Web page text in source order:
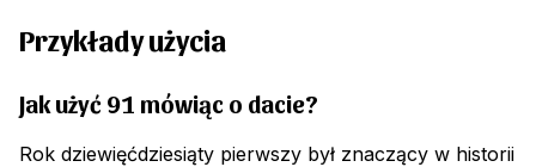
Przykłady użycia
Jak użyć 91 mówiąc o dacie?
Rok dziewięćdziesiąty pierwszy był znaczący w historii